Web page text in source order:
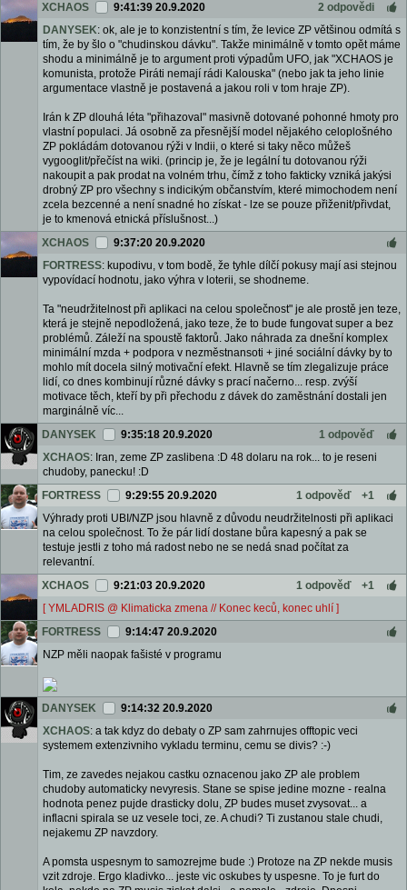
XCHAOS
9:41:39 20.9.2020
2 odpovědi
DANYSEK: ok, ale je to konzistentní s tím, že levice ZP většinou odmítá s
tím, že by šlo o "chudinskou dávku". Takže minimálně v tomto opět máme
shodu a minimálně je to argument proti výpadům UFO, jak "XCHAOS je
komunista, protože Piráti nemají rádi Kalouska" (nebo jak ta jeho linie
argumentace vlastně je postavená a jakou roli v tom hraje ZP).
Irán k ZP dlouhá léta "přihazoval" masivně dotované pohonné hmoty pro
vlastní populaci. Já osobně za přesnější model nějakého celoplošného
ZP pokládám dotovanou rýži v Indii, o které si taky něco můžeš
vygooglit/přečíst na wiki. (princip je, že je legální tu dotovanou rýži
nakoupit a pak prodat na volném trhu, čímž z toho fakticky vzniká jakýsi
drobný ZP pro všechny s indicikým občanstvím, které mimochodem není
zcela bezcenné a není snadné ho získat - lze se pouze přiženit/přivdat,
je to kmenová etnická příslušnost...)
XCHAOS
9:37:20 20.9.2020
FORTRESS: kupodivu, v tom bodě, že tyhle dílčí pokusy mají asi stejnou
vypovídací hodnotu, jako výhra v loterii, se shodneme.
Ta "neudržitelnost při aplikaci na celou společnost" je ale prostě jen teze,
která je stejně nepodložená, jako teze, že to bude fungovat super a bez
problémů. Záleží na spoustě faktorů. Jako náhrada za dnešní komplex
minimální mzda + podpora v nezměstnansoti + jiné sociální dávky by to
mohlo mít docela silný motivační efekt. Hlavně se tím zlegalizuje práce
lidí, co dnes kombinují různé dávky s prací načerno... resp. zvýší
motivace těch, kteří by při přechodu z dávek do zaměstnání dostali jen
marginálně víc...
DANYSEK
9:35:18 20.9.2020
1 odpověď
XCHAOS: Iran, zeme ZP zaslibena :D 48 dolaru na rok... to je reseni
chudoby, panecku! :D
FORTRESS
9:29:55 20.9.2020 1 odpověď
+1
Výhrady proti UBI/NZP jsou hlavně z důvodu neudržitelnosti při aplikaci
na celou společnost. To že pár lidí dostane bůra kapesný a pak se
testuje jestli z toho má radost nebo ne se nedá snad počítat za
relevantní.
XCHAOS
9:21:03 20.9.2020 1 odpověď
+1
[ YMLADRIS @ Klimaticka zmena // Konec keců, konec uhlí ]
FORTRESS
9:14:47 20.9.2020
NZP měli naopak fašisté v programu
DANYSEK
9:14:32 20.9.2020
XCHAOS: a tak kdyz do debaty o ZP sam zahrnujes offtopic veci
systemem extenzivniho vykladu terminu, cemu se divis? :-)
Tim, ze zavedes nejakou castku oznacenou jako ZP ale problem
chudoby automaticky nevyresis. Stane se spise jedine mozne - realna
hodnota penez pujde drasticky dolu, ZP budes muset zvysovat... a
inflacni spirala se uz vesele toci, ze. A chudi? Ti zustanou stale chudi,
nejakemu ZP navzdory.
A pomsta uspesnym to samozrejme bude :) Protoze na ZP nekde musis
vzit zdroje. Ergo kladivko... jeste vic oskubes ty uspesne. To je furt do